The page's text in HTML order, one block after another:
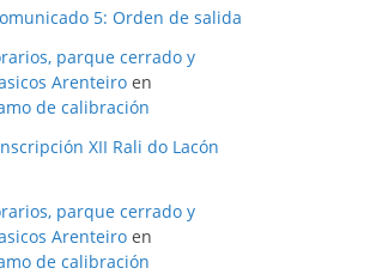
5: Orden de salida
parque cerrado y
Arenteiro en
de calibración
XII Rali do Lacón
parque cerrado y
Arenteiro en
de calibración